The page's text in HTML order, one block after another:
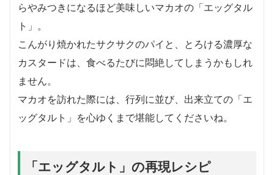
らやみつきになるほど美味しいマカオの「エッグタル
ト」。
こんがり焼かれたサクサクのパイと、とろける濃厚な
カスタードは、食べるたびに悶絶してしまうかもしれ
ません。
マカオを訪れた際には、行列に並び、出来立ての「エ
ッグタルト」を心ゆくまで堪能してくださいね。
「エッグタルト」の再現レシピ